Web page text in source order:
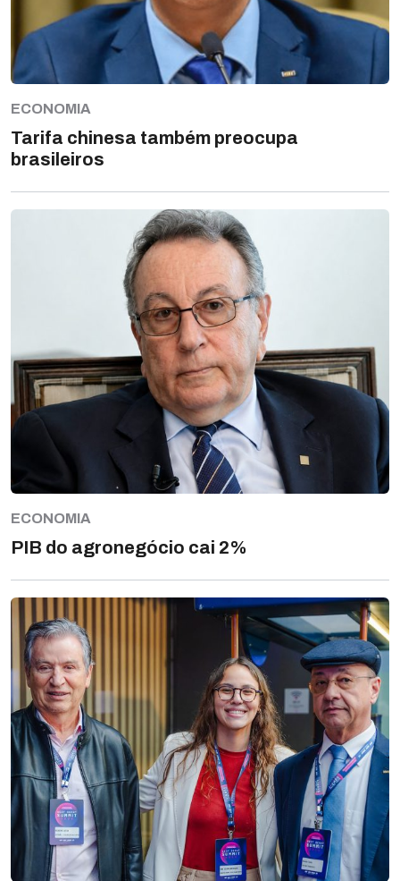
ECONOMIA
Tarifa chinesa também preocupa
brasileiros
ECONOMIA
PIB do agronegócio cai 2%